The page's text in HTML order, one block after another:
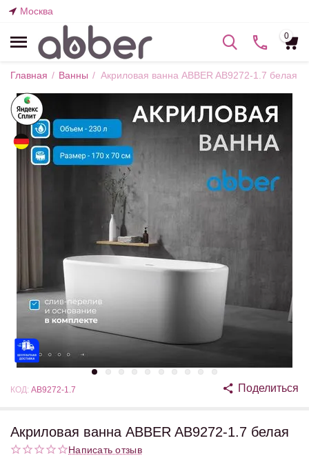
Москва
0
Главная / Ванны / Акриловая ванна ABBER AB9272-1.7 белая
КОД: AB9272-1.7 Поделиться
Акриловая ванна ABBER AB9272-1.7 белая
Написать отзыв